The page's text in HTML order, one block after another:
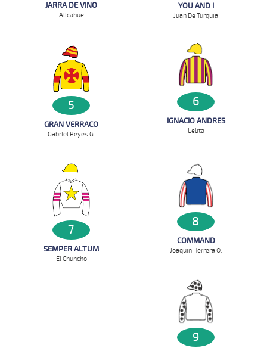
JARRA DE VINO
Alicahue
YOU AND I
Juan De Turquia
5
GRAN VERRACO
Gabriel Reyes G.
6
IGNACIO ANDRES
Lelita
7
SEMPER ALTUM
El Chuncho
8
COMMAND
Joaquin Herrera O.
9